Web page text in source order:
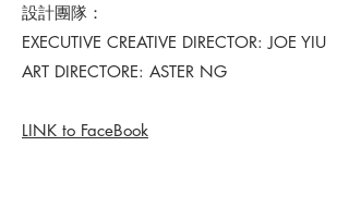
設計團隊：
EXECUTIVE CREATIVE DIRECTOR: JOE YIU
ART DIRECTORE: ASTER NG
LINK to FaceBook